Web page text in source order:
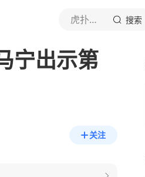
虎扑体育内容 搜索
宁出示第
关注